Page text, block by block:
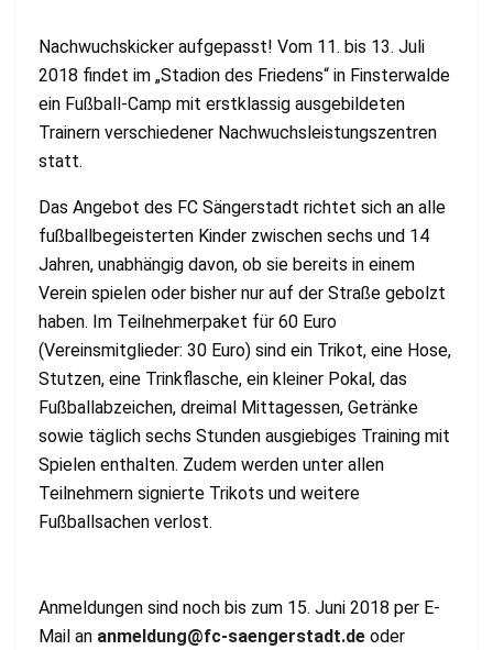
Nachwuchskicker aufgepasst! Vom 11. bis 13. Juli
2018 findet im „Stadion des Friedens“ in Finsterwalde
ein Fußball-Camp mit erstklassig ausgebildeten
Trainern verschiedener Nachwuchsleistungszentren
statt.
Das Angebot des FC Sängerstadt richtet sich an alle
fußballbegeisterten Kinder zwischen sechs und 14
Jahren, unabhängig davon, ob sie bereits in einem
Verein spielen oder bisher nur auf der Straße gebolzt
haben. Im Teilnehmerpaket für 60 Euro
(Vereinsmitglieder: 30 Euro) sind ein Trikot, eine Hose,
Stutzen, eine Trinkflasche, ein kleiner Pokal, das
Fußballabzeichen, dreimal Mittagessen, Getränke
sowie täglich sechs Stunden ausgiebiges Training mit
Spielen enthalten. Zudem werden unter allen
Teilnehmern signierte Trikots und weitere
Fußballsachen verlost.
Anmeldungen sind noch bis zum 15. Juni 2018 per E-
Mail an anmeldung@fc-saengerstadt.de oder